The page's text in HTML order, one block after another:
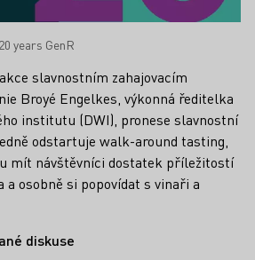
years GenR
slavnostním zahajovacím
Broyé Engelkes, výkonná ředitelka
institutu (DWI), pronese slavnostní
odstartuje walk-around tasting,
mít návštěvníci dostatek příležitostí
a osobně si popovídat s vinaři a
diskuse